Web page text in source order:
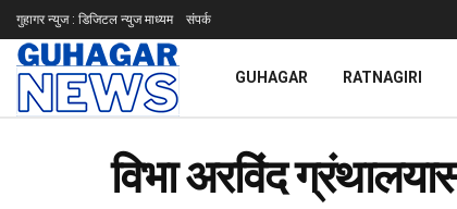
गुहागर न्युज : डिजिटल न्युज माध्यम संपर्क
GUHAGAR RATNAGIRI
विभा अरविंद